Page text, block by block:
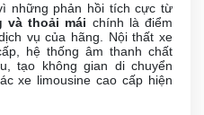
những phản hồi tích cực từ
và thoải mái chính là điểm
vụ của hãng. Nội thất xe
hệ thống âm thanh chất
tạo không gian di chuyển
xe limousine cao cấp hiện